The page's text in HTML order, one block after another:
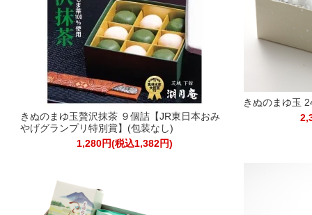
きぬのまゆ玉贅沢抹茶 ９個詰【JR東日本おみ
やげグランプリ特別賞】(包装なし)
1,280円(税込1,382円)
きぬのまゆ玉